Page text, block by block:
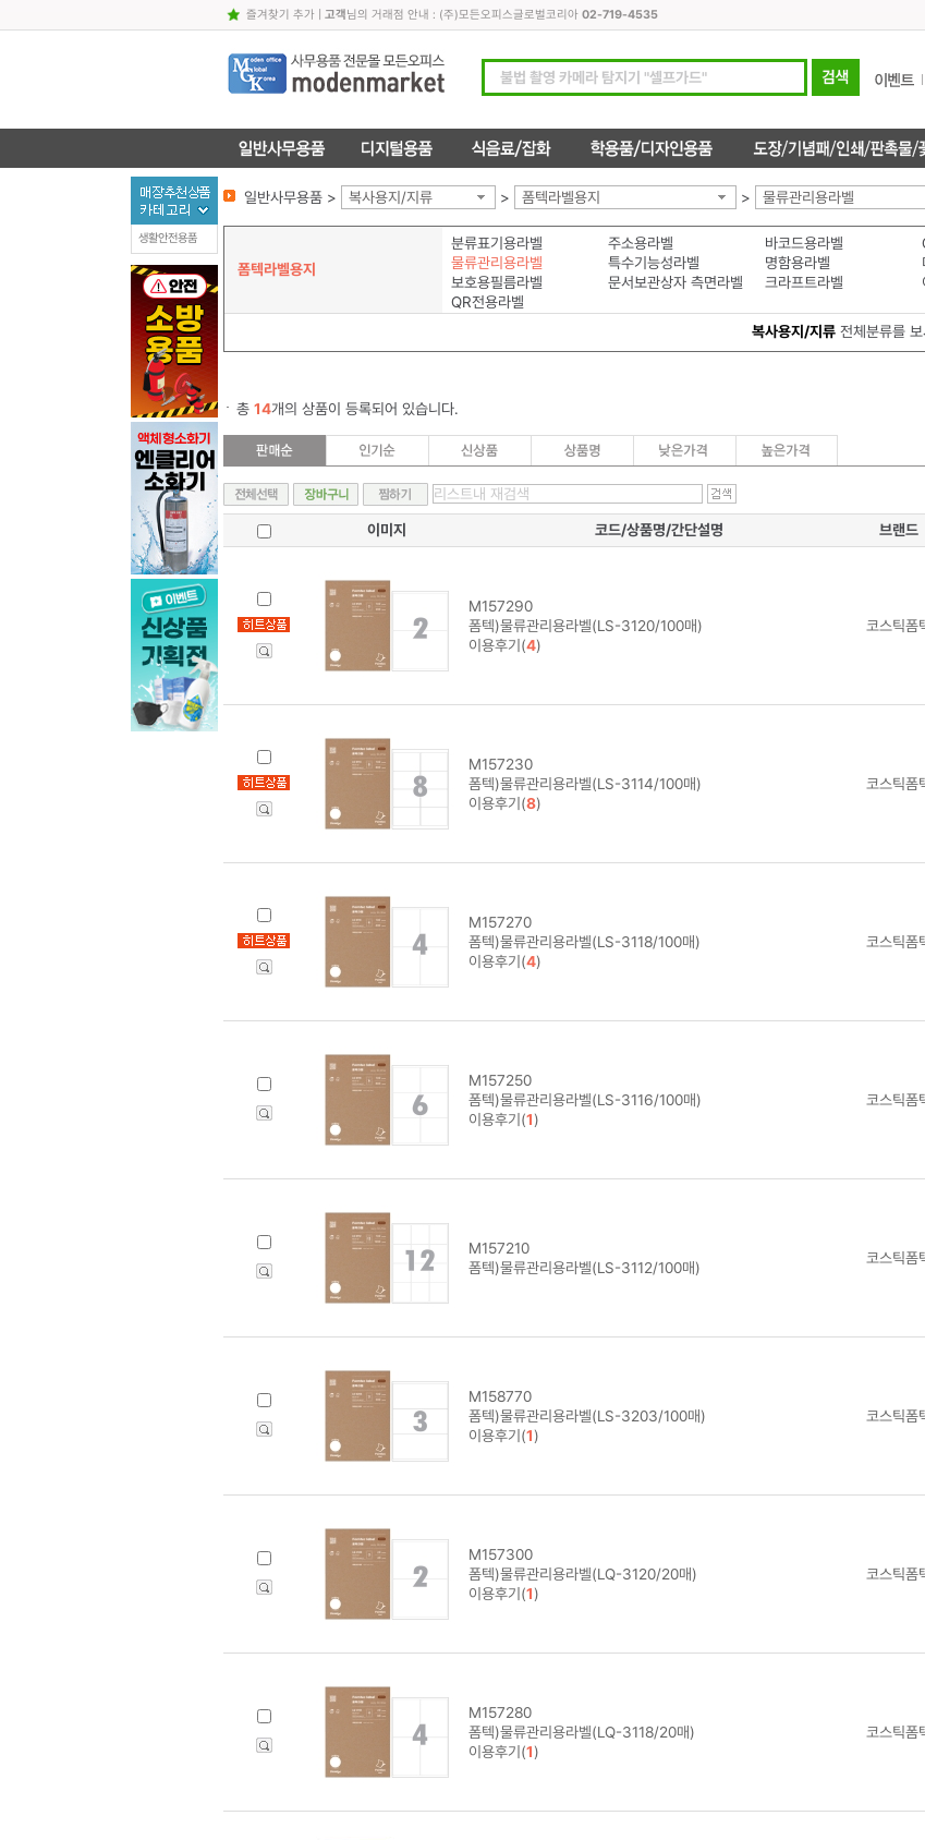
즐겨찾기 추가| 고객님의 거래점 안내 : (주)모든오피스글로벌코리아 02-719-4535
일반사무용품 > 복사용지/지류 > 폼텍라벨용지 > 물류관리용라벨
폼텍라벨용지
분류표기용라벨 주소용라벨 바코드용라벨
물류관리용라벨
특수기능성라벨 명함용라벨
보호용필름라벨
문서보관상자 측면라벨 크라프트라벨
QR전용라벨
복사용지/지류전체분류를 보
총 14개의 상품이 등록되어 있습니다.
이미지
코드/상품명/간단설명 브랜드
M157290
폼텍)물류관리용라벨(LS-3120/100매)
이용후기(4)
코스틱폼
M157230
폼텍)물류관리용라벨(LS-3114/100매)
이용후기(8)
코스틱폼
M157270
폼텍)물류관리용라벨(LS-3118/100매)
이용후기(4)
코스틱폼
M157250
폼텍)물류관리용라벨(LS-3116/100매)
이용후기(1)
코스틱폼
M157210
폼텍)물류관리용라벨(LS-3112/100매)
코스틱폼
M158770
폼텍)물류관리용라벨(LS-3203/100매)
이용후기(1)
코스틱폼
M157300
폼텍)물류관리용라벨(LQ-3120/20매)
이용후기(1)
코스틱폼
M157280
폼텍)물류관리용라벨(LQ-3118/20매)
이용후기(1)
코스틱폼
생활안전용품